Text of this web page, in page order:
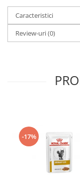
Caracteristici
Review-uri(0)
-17%